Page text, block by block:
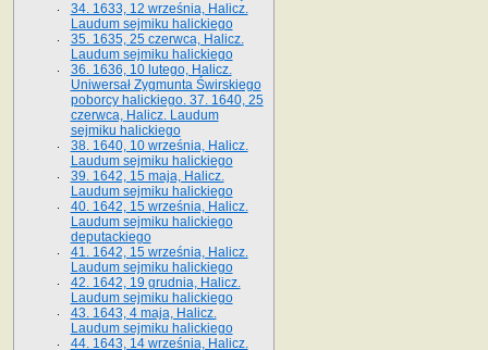
34. 1633, 12 września, Halicz.
Laudum sejmiku halickiego
35. 1635, 25 czerwca, Halicz.
Laudum sejmiku halickiego
36. 1636, 10 lutego, Halicz.
Uniwersał Zygmunta Świrskiego
poborcy halickiego. 37. 1640, 25
czerwca, Halicz. Laudum
sejmiku halickiego
38. 1640, 10 września, Halicz.
Laudum sejmiku halickiego
39. 1642, 15 maja, Halicz.
Laudum sejmiku halickiego
40. 1642, 15 września, Halicz.
Laudum sejmiku halickiego
deputackiego
41. 1642, 15 września, Halicz.
Laudum sejmiku halickiego
42. 1642, 19 grudnia, Halicz.
Laudum sejmiku halickiego
43. 1643, 4 maja, Halicz.
Laudum sejmiku halickiego
44. 1643, 14 września, Halicz.